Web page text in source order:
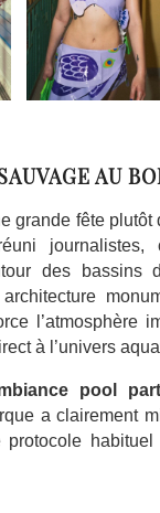
AU
grande fête plutôt
journalistes,
des bassins
l’atmosphère
à l’univers
pool
a clairement
habituel